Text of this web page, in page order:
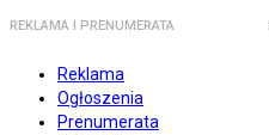
REKLAMA I PRENUMERATA
Reklama
Ogłoszenia
Prenumerata